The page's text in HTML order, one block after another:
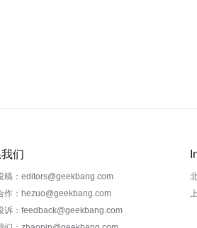
们
稿：editors@geekbang.com
作：hezuo@geekbang.com
诉：feedback@geekbang.com